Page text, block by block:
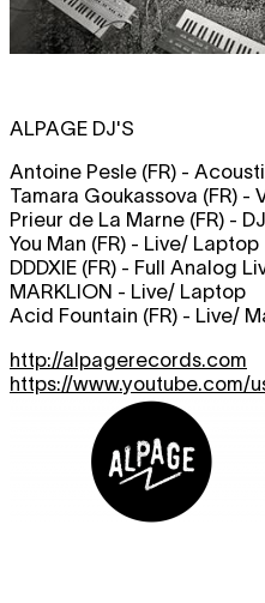
ALPAGE DJ'S
Antoine Pesle (FR) -
Tamara Goukassova (FR)
Prieur de La Marne (FR) -
You Man (FR) - Live/ Laptop
DDDXIE (FR) - Full Analog
MARKLION - Live/ Laptop
Acid Fountain (FR) - Live/
http://alpagerecords.com
https://www.youtube.com/